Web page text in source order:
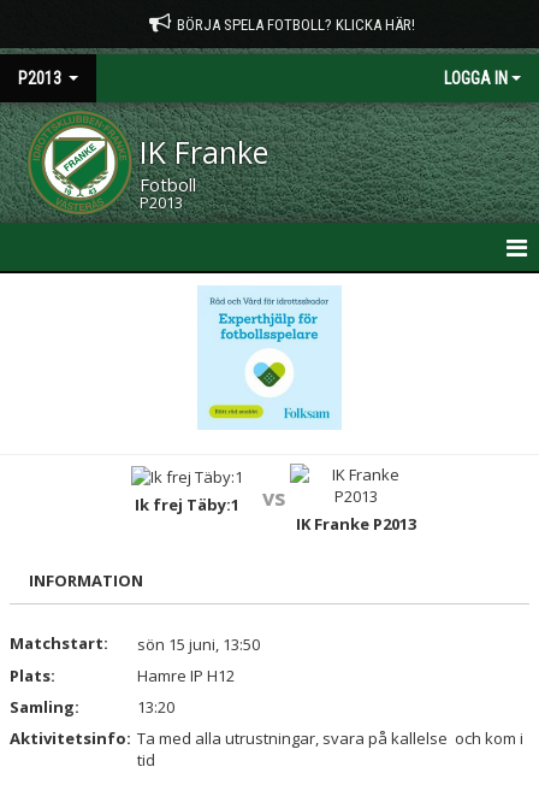
BÖRJA SPELA FOTBOLL? KLICKA HÄR!
P2013 LOGGA IN
IK Franke
Fotboll
P2013
DOKUMENT
INTRESSEANMÄLAN
Ik frej Täby:1 vs
IK Franke P2013
INFORMATION
Matchstart:
sön 15 juni, 13:50
Plats:
Hamre IP H12
Samling:
13:20
Aktivitetsinfo: Ta med alla utrustningar, svara på kallelse och kom i
tid